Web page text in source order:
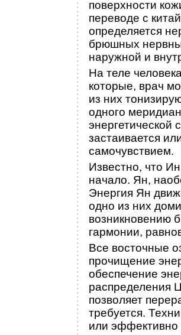
поверхности
переводе с
определяется
брюшных
наружной и
На теле
которые, врач
из них
одного
энергетической
застаивается
самочувствием.
Известно, что
начало. Ян,
Энергия Ян
одно из них
возникновению
гармонии,
Все восточные
прочищение
обеспечение
распределения
позволяет
требуется.
или эффективно